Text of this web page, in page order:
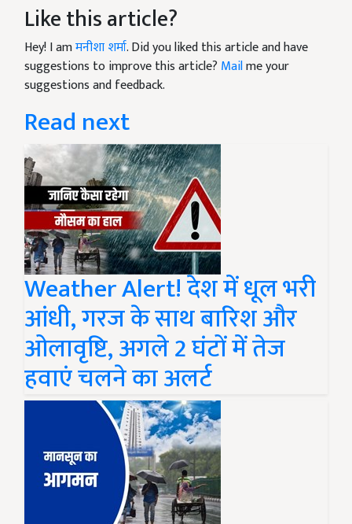
Like this article?
Hey! I amमनीशा शर्मा. Did you liked this article and have
suggestions to improve this article? Mailme your
suggestions and feedback.
Read next
Weather Alert! देश में धूल भरी
आंधी, गरज के साथ बारिश और
ओलावृष्टि, अगले 2 घंटों में तेज
हवाएं चलने का अलर्ट